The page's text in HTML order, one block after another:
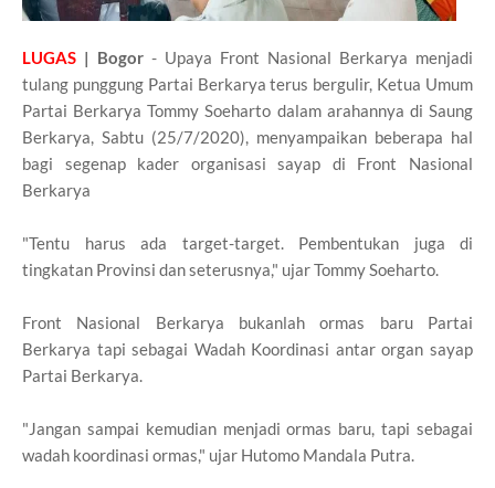
LUGAS | Bogor - Upaya Front Nasional Berkarya menjadi
tulang punggung Partai Berkarya terus bergulir, Ketua Umum
Partai Berkarya Tommy Soeharto dalam arahannya di Saung
Berkarya, Sabtu (25/7/2020), menyampaikan beberapa hal
bagi segenap kader organisasi sayap di Front Nasional
Berkarya
"Tentu harus ada target-target. Pembentukan juga di
tingkatan Provinsi dan seterusnya," ujar Tommy Soeharto.
Front Nasional Berkarya bukanlah ormas baru Partai
Berkarya tapi sebagai Wadah Koordinasi antar organ sayap
Partai Berkarya.
"Jangan sampai kemudian menjadi ormas baru, tapi sebagai
wadah koordinasi ormas," ujar Hutomo Mandala Putra.